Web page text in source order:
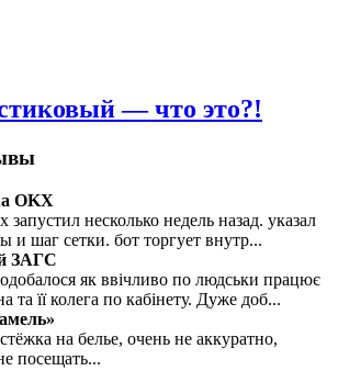
— что это?!
OKX
запустил несколько недель назад. указал
и шаг сетки. бот торгует внутр...
ЗАГС
як ввічливо по людськи працює
та її колега по кабінету. Дуже доб...
на белье, очень не аккуратно,
посещать...